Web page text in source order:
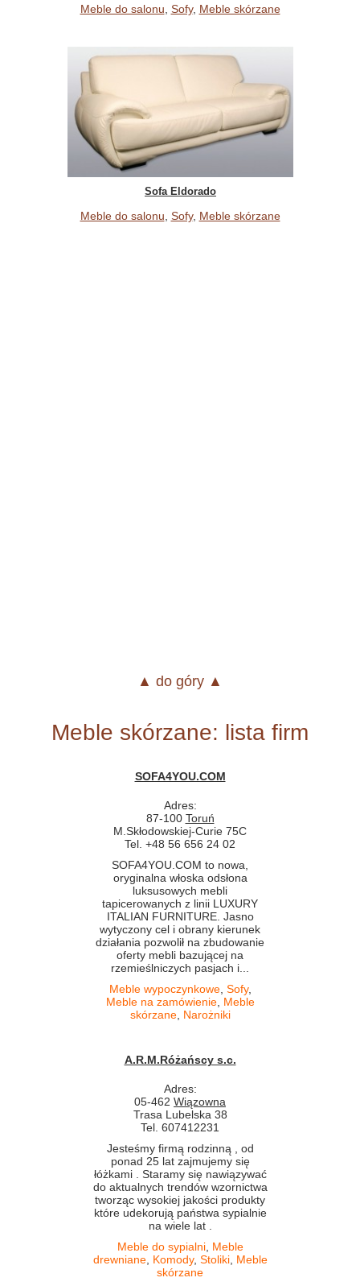
Meble do salonu Sofy, Meble skórzane
Sofa Eldorado
Meble do salonu Sofy, Meble skórzane
▲ do góry ▲
Meble skórzane: lista firm
SOFA4YOU.COM
Adres:
87-100 Toruń
M.Skłodowskiej-Curie 75C
Tel. +48 56 656 24 02
SOFA4YOU.COM to nowa,
oryginalna włoska odsłona
luksusowych mebli
tapicerowanych z linii LUXURY
ITALIAN FURNITURE. Jasno
wytyczony cel i obrany kierunek
działania pozwolił na zbudowanie
oferty mebli bazującej na
rzemieślniczych pasjach i...
Meble wypoczynkowe, Sofy,
Meble na zamówienie, Meble
skórzane, Narożniki
A.R.M.Różańscy s.c.
Adres:
05-462 Wiązowna
Trasa Lubelska 38
Tel. 607412231
Jesteśmy firmą rodzinną , od
ponad 25 lat zajmujemy się
łóżkami . Staramy się nawiązywać
do aktualnych trendów wzornictwa
tworząc wysokiej jakości produkty
które udekorują państwa sypialnie
na wiele lat .
Meble do sypialni, Meble
drewniane, Komody, Stoliki, Meble
skórzane